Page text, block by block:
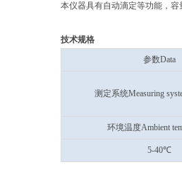
本仪器具有自动滴定等功能，容
技术规格
参数Data
测定系统Measuring
环境温度Ambient
5-40℃